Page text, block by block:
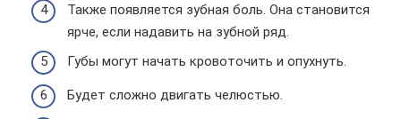
Также появляется зубная боль. Она становится
ярче, если надавить на зубной ряд.
Губы могут начать кровоточить и опухнуть.
Будет сложно двигать челюстью.